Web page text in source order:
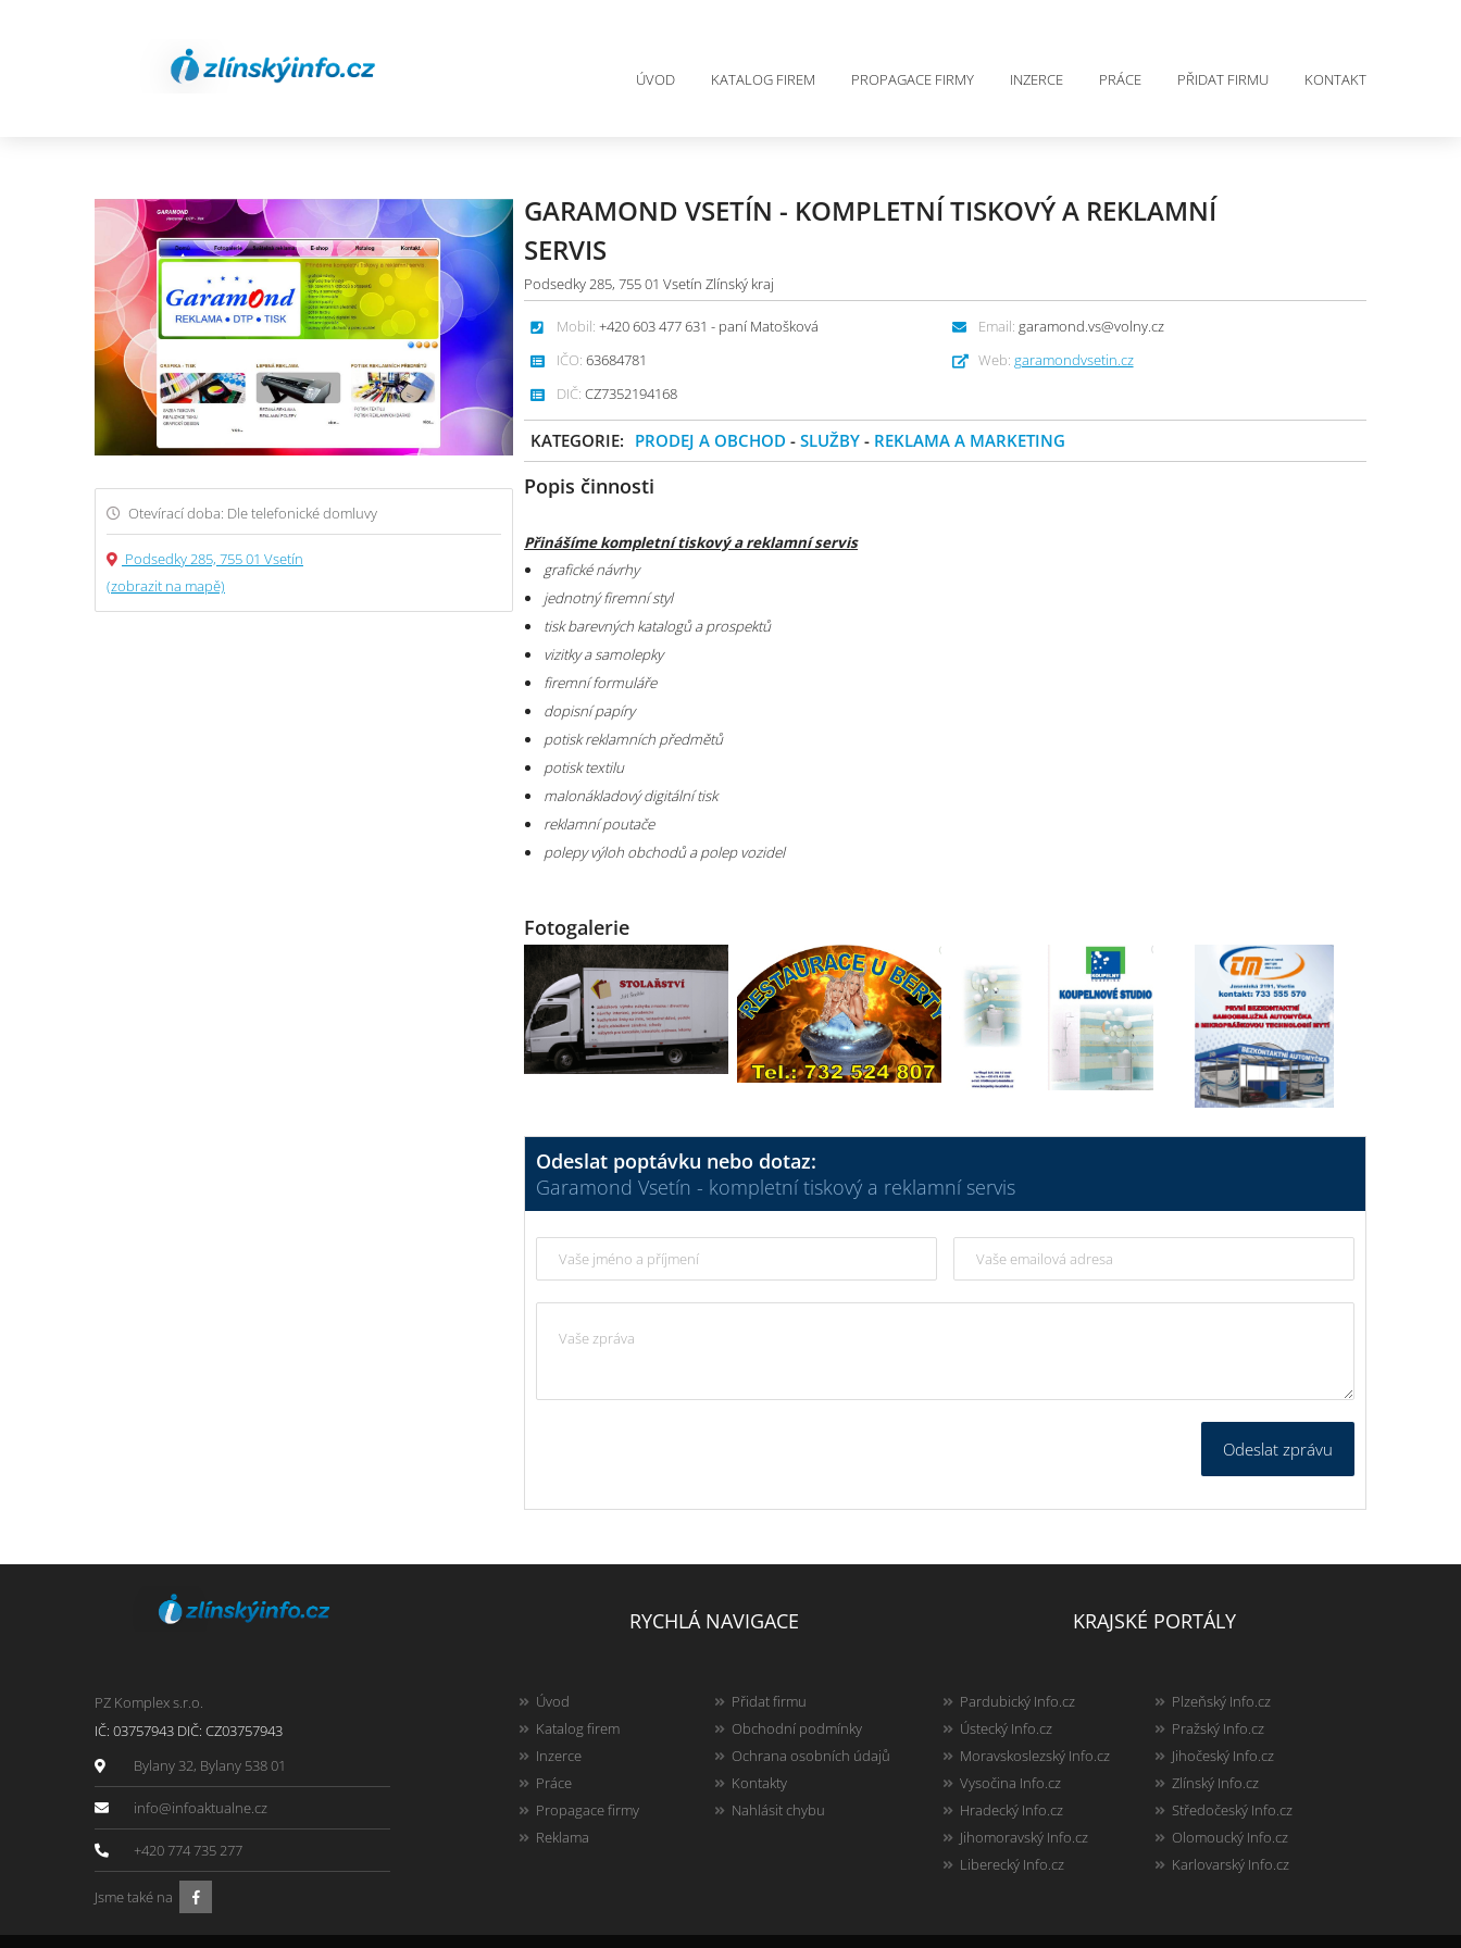
ÚVOD KATALOG FIREM PROPAGACE FIRMY INZERCE PRÁCE PŘIDAT FIRMU KONTAKT
GARAMOND VSETÍN - KOMPLETNÍ TISKOVÝ A REKLAMNÍ
SERVIS
Podsedky 285, 755 01 Vsetín Zlínský kraj
Mobil: +420 603 477 631 - paní Matošková
IČO: 63684781
DIČ: CZ7352194168
Email: garamond.vs@volny.cz
Web: garamondvsetin.cz
KATEGORIE: PRODEJ A OBCHOD -SLUŽBY - REKLAMA A MARKETING
Popis činnosti
Přinášíme kompletní tiskový a reklamní servis
grafické návrhy
jednotný firemní styl
tisk barevných katalogů a prospektů
vizitky a samolepky
firemní formuláře
dopisní papíry
potisk reklamních předmětů
potisk textilu
malonákladový digitální tisk
reklamní poutače
polepy výloh obchodů a polep vozidel
Fotogalerie
Odeslat poptávku nebo dotaz:
Garamond Vsetín - kompletní tiskový a reklamní servis
Odeslat zprávu
Otevírací doba: Dle telefonické domluvy
Podsedky 285, 755 01 Vsetín
(zobrazit na mapě)
PZ Komplex s.r.o.
IČ: 03757943 DIČ: CZ03757943
Bylany 32, Bylany 538 01
info@infoaktualne.cz
+420 774 735 277
Jsme také na
RYCHLÁ NAVIGACE
Úvod
Katalog firem
Inzerce
Práce
Propagace firmy
Reklama
Přidat firmu
Obchodní podmínky
Ochrana osobních údajů
Kontakty
Nahlásit chybu
KRAJSKÉ PORTÁLY
Pardubický Info.cz
Ústecký Info.cz
Moravskoslezský Info.cz
Vysočina Info.cz
Hradecký Info.cz
Jihomoravský Info.cz
Liberecký Info.cz
Plzeňský Info.cz
Pražský Info.cz
Jihočeský Info.cz
Zlínský Info.cz
Středočeský Info.cz
Olomoucký Info.cz
Karlovarský Info.cz